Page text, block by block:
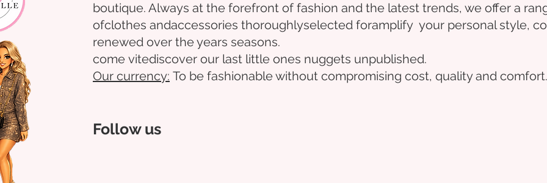
boutique. Always at the forefront of fashion and the latest trends, we offer a
ofclothes andaccessories thoroughlyselected foramplify your personal style,
renewed over the years seasons.
come vitediscover our last little ones nuggets unpublished.
Our currency: To be fashionable without compromising cost, quality and comfort.
Follow us